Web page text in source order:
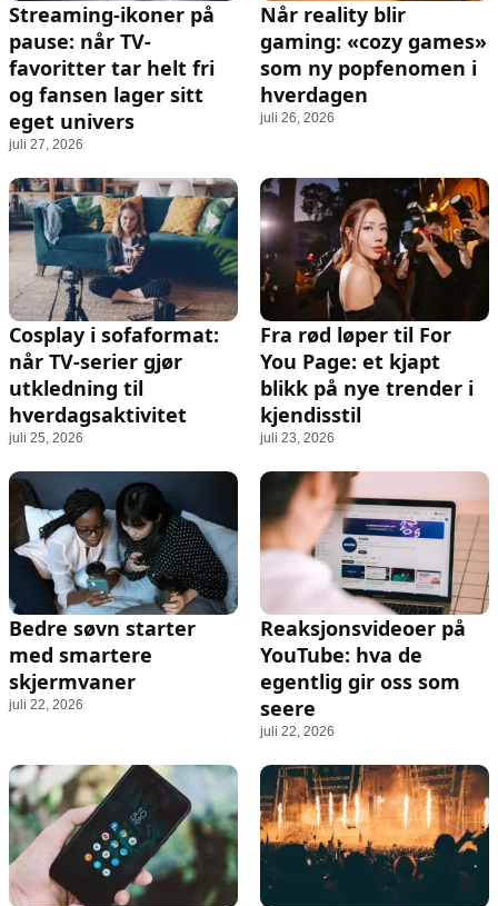
Streaming-ikoner på
pause: når TV-
favoritter tar helt fri
og fansen lager sitt
eget univers
juli 27, 2026
Når reality blir
gaming: «cozy games»
som ny popfenomen i
hverdagen
juli 26, 2026
Cosplay i sofaformat:
når TV-serier gjør
utkledning til
hverdagsaktivitet
juli 25, 2026
Fra rød løper til For
You Page: et kjapt
blikk på nye trender i
kjendisstil
juli 23, 2026
Bedre søvn starter
med smartere
skjermvaner
juli 22, 2026
Reaksjonsvideoer på
YouTube: hva de
egentlig gir oss som
seere
juli 22, 2026